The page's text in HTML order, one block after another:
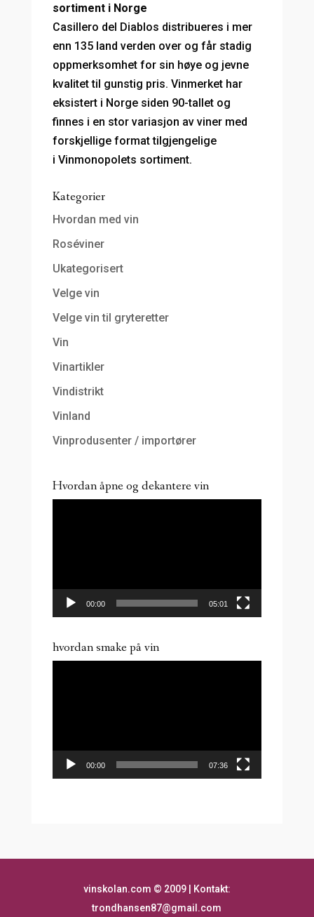
sortiment i Norge
Casillero del Diablos distribueres i mer
enn 135 land verden over og får stadig
oppmerksomhet for sin høye og jevne
kvalitet til gunstig pris. Vinmerket har
eksistert i Norge siden 90-tallet og
finnes i en stor variasjon av viner med
forskjellige format tilgjengelige
i Vinmonopolets sortiment.
Kategorier
Hvordan med vin
Roséviner
Ukategorisert
Velge vin
Velge vin til gryteretter
Vin
Vinartikler
Vindistrikt
Vinland
Vinprodusenter / importører
Hvordan åpne og dekantere vin
00:00 05:01
hvordan smake på vin
00:00 07:36
vinskolan.com © 2009 | Kontakt:
trondhansen87@gmail.com